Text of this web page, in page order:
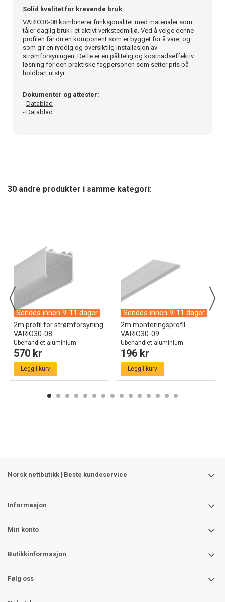
Solid kvalitet for krevende bruk
VARIO30-08 kombinerer funksjonalitet med materialer som
tåler daglig bruk i et aktivt verkstedmiljø. Ved å velge denne
profilen får du en komponent som er bygget for å vare, og
som gir en ryddig og oversiktlig installasjon av
strømforsyningen. Dette er en pålitelig og kostnadseffektiv
løsning for den praktiske fagpersonen som setter pris på
holdbart utstyr.
Dokumenter og attester:
- Datablad
- Datablad
30 andre produkter i samme kategori:
Sendes innen 9-11 dager
2m profil for strømforsyning
VARIO30-08
Ubehandlet aluminium
570 kr
Legg i kurv
Sendes innen 9-11 dager
2m monteringsprofil
VARIO30-09
Ubehandlet aluminium
196 kr
Legg i kurv
Norsk nettbutikk | Beste kundeservice
Informasjon
Min konto
Butikkinformasjon
Følg oss